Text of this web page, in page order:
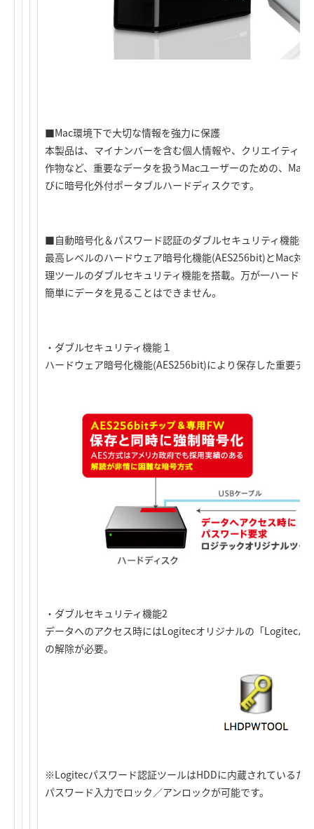
■Mac環境下で大切な情報を強力に保護
本製品は、マイナンバーを含む個人情報や、クリエイティ
作物など、重要なデータを扱うMacユーザーのための、Mac
びに暗号化外付ポータブルハードディスクです。
■自動暗号化＆パスワード認証のダブルセキュリティ機能搭
最高レベルのハードウェア暗号化機能(AES256bit)とMac対
理ツールのダブルセキュリティ機能を搭載。万が一ハード
簡単にデータを見ることはできません。
・ダブルセキュリティ機能１
ハードウェア暗号化機能(AES256bit)により保存した重要デ
・ダブルセキュリティ機能2
データへのアクセス時にはLogitecオリジナルの「Logitecパ
の解除が必要。
※Logitecパスワード認証ツールはHDDに内蔵されているた
パスワード入力でロック／アンロックが可能です。